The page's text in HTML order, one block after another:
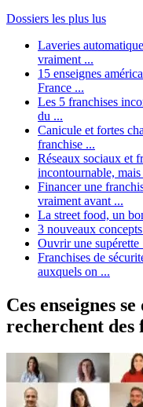
Dossiers les plus lus
Laveries
vraiment ...
15 enseignes
France ...
Les 5 franchises
du ...
Canicule et fortes
franchise ...
Réseaux sociaux et
incontournable, mais
Financer une
vraiment avant ...
La street food, un
3 nouveaux
Ouvrir une
Franchises de
auxquels on ...
Ces enseignes
recherchent des